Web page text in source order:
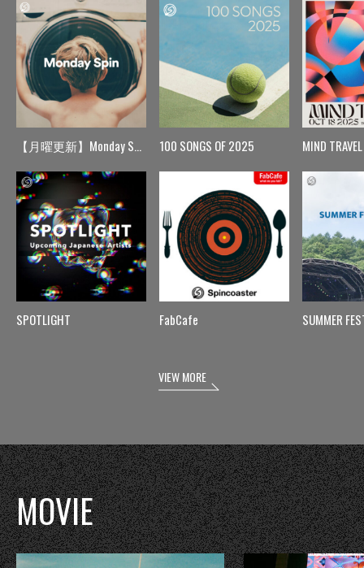
【月曜更新】Monday Spin
SPOTLIGHT
100 SONGS OF 2025
FabCafe
MIND TRAVEL
SUMMER
VIEW MORE
MOVIE